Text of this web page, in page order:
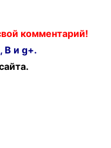
комментарий!
В и g+.